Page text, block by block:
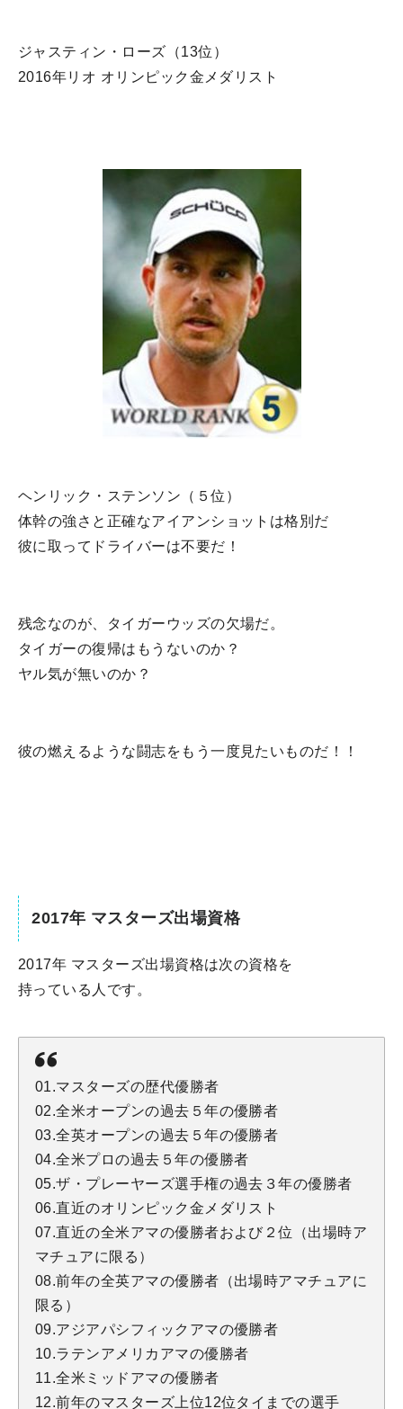
ジャスティン・ローズ（13位）
2016年リオ オリンピック金メダリスト
ヘンリック・ステンソン（５位）
体幹の強さと正確なアイアンショットは格別だ
彼に取ってドライバーは不要だ！
残念なのが、タイガーウッズの欠場だ。
タイガーの復帰はもうないのか？
ヤル気が無いのか？
彼の燃えるような闘志をもう一度見たいものだ！！
2017年 マスターズ出場資格
2017年 マスターズ出場資格は次の資格を
持っている人です。
01.マスターズの歴代優勝者
02.全米オープンの過去５年の優勝者
03.全英オープンの過去５年の優勝者
04.全米プロの過去５年の優勝者
05.ザ・プレーヤーズ選手権の過去３年の優勝者
06.直近のオリンピック金メダリスト
07.直近の全米アマの優勝者および２位（出場時ア
マチュアに限る）
08.前年の全英アマの優勝者（出場時アマチュアに
限る）
09.アジアパシフィックアマの優勝者
10.ラテンアメリカアマの優勝者
11.全米ミッドアマの優勝者
12.前年のマスターズ上位12位タイまでの選手